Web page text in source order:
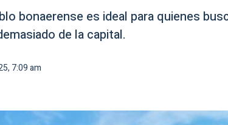
bonaerense es ideal para quienes
de la capital.
7:09 am